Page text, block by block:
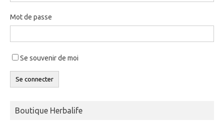
Mot de passe
Se souvenir de moi
Se connecter
Boutique Herbalife